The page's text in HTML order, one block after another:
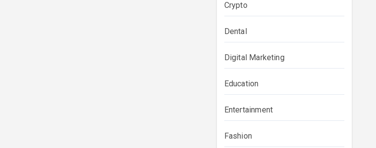
Crypto
Dental
Digital Marketing
Education
Entertainment
Fashion